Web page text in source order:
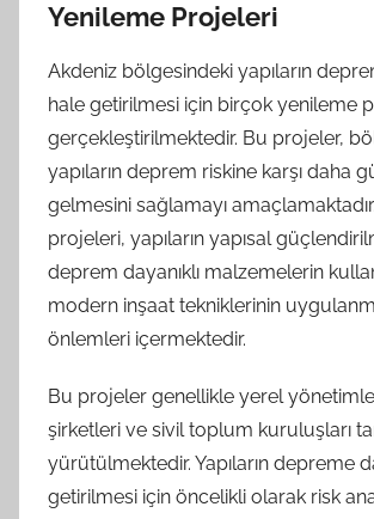
Yenileme Projeleri
Akdeniz bölgesindeki yapıların
hale getirilmesi için birçok yenileme
gerçekleştirilmektedir. Bu projeler,
yapıların deprem riskine karşı daha
gelmesini sağlamayı
projeleri, yapıların yapısal
deprem dayanıklı malzemelerin
modern inşaat tekniklerinin
önlemleri içermektedir.
Bu projeler genellikle yerel
şirketleri ve sivil toplum kuruluşları
yürütülmektedir. Yapıların depreme
getirilmesi için öncelikli olarak risk